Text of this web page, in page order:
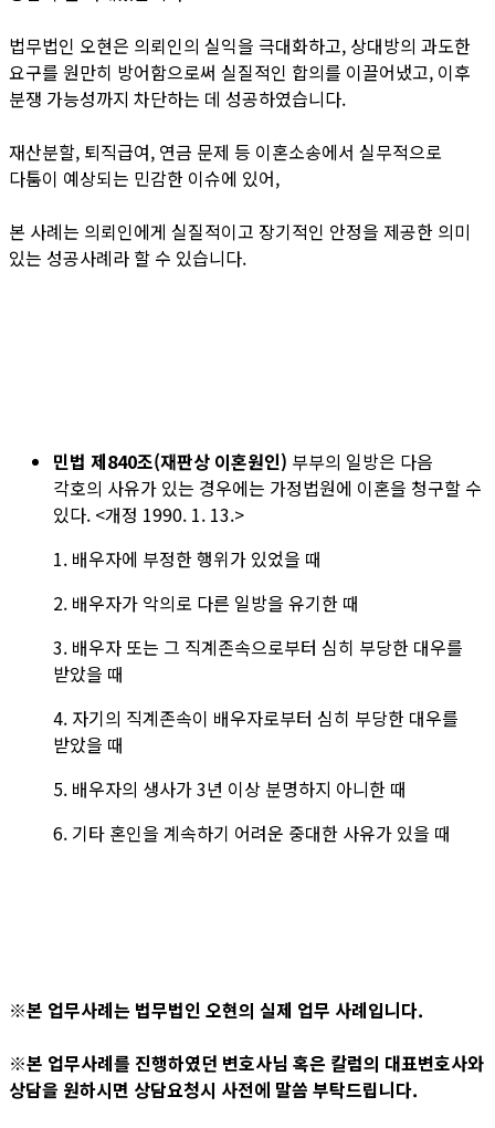
법무법인 오현은 의뢰인의 실익을 극대화하고, 상대방의 과도한
요구를 원만히 방어함으로써 실질적인 합의를 이끌어냈고, 이후
분쟁 가능성까지 차단하는 데 성공하였습니다.
재산분할, 퇴직급여, 연금 문제 등 이혼소송에서 실무적으로
다툼이 예상되는 민감한 이슈에 있어,
본 사례는 의뢰인에게 실질적이고 장기적인 안정을 제공한 의미
있는 성공사례라 할 수 있습니다.
민법 제840조(재판상 이혼원인) 부부의 일방은 다음
각호의 사유가 있는 경우에는 가정법원에 이혼을 청구할 수
있다. <개정 1990. 1. 13.>
1. 배우자에 부정한 행위가 있었을 때
2. 배우자가 악의로 다른 일방을 유기한 때
3. 배우자 또는 그 직계존속으로부터 심히 부당한 대우를
받았을 때
4. 자기의 직계존속이 배우자로부터 심히 부당한 대우를
받았을 때
5. 배우자의 생사가 3년 이상 분명하지 아니한 때
6. 기타 혼인을 계속하기 어려운 중대한 사유가 있을 때
※본 업무사례는 법무법인 오현의 실제 업무 사례입니다.
※본 업무사례를 진행하였던 변호사님 혹은 칼럼의 대표변호사와
상담을 원하시면 상담요청시 사전에 말씀 부탁드립니다.